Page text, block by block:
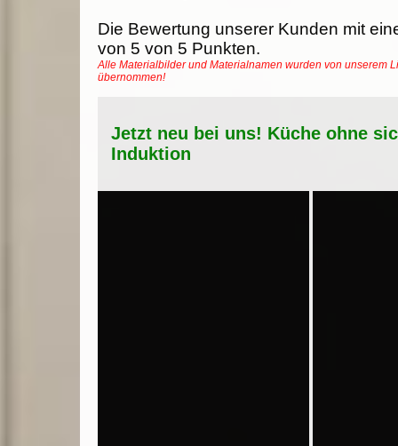
Die Bewertung unserer Kunden mit
von 5 von 5 Punkten.
Alle Materialbilder und Materialnamen wurden von unserem
übernommen!
Jetzt neu bei uns! Küche ohne
Induktion